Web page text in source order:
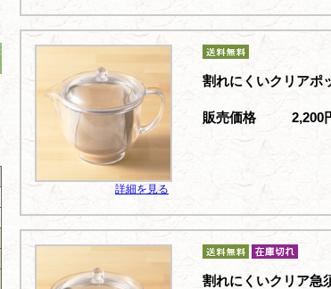
詳細を見る
割れにくいクリアポ
販売価格 2,200
割れにくいクリア急